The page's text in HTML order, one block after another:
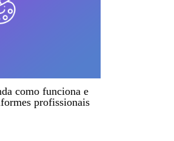
como funciona e
profissionais